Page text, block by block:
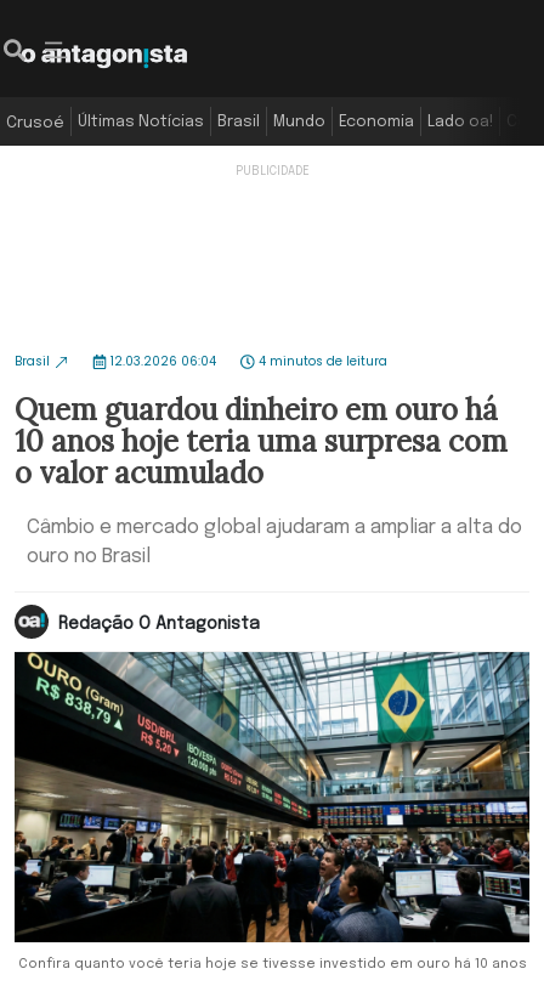
Crusoé Últimas Notícias Brasil Mundo Economia Lado oa!
Brasil 12.03.2026 06:04 4 minutos de leitura
Quem guardou dinheiro em ouro há
10 anos hoje teria uma surpresa com
o valor acumulado
Câmbio e mercado global ajudaram a ampliar a alta do
ouro no Brasil
Redação O Antagonista
Confira quanto você teria hoje se tivesse investido em ouro há 10 anos